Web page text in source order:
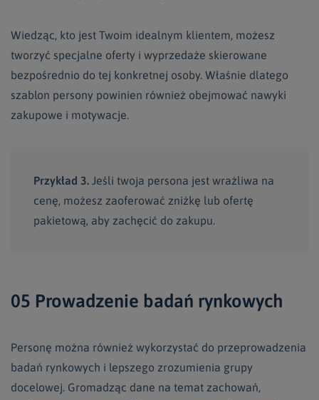
Wiedząc, kto jest Twoim idealnym klientem, możesz
tworzyć specjalne oferty i wyprzedaże skierowane
bezpośrednio do tej konkretnej osoby. Właśnie dlatego
szablon persony powinien również obejmować nawyki
zakupowe i motywacje.
Przykład 3. Jeśli twoja persona jest wrażliwa na
cenę, możesz zaoferować zniżkę lub ofertę
pakietową, aby zachęcić do zakupu.
05 Prowadzenie badań rynkowych
Personę można również wykorzystać do przeprowadzenia
badań rynkowych i lepszego zrozumienia grupy
docelowej. Gromadząc dane na temat zachowań,